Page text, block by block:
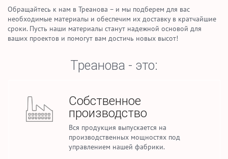
Обращайтесь к нам в Треанова – и мы подберем для вас
необходимые материалы и обеспечим их доставку в кратчайшие
сроки. Пусть наши материалы станут надежной основой для
ваших проектов и помогут вам достичь новых высот!
Треанова - это:
Собственное
производство
Вся продукция выпускается на
производственных мощностях под
управлением нашей фабрики.